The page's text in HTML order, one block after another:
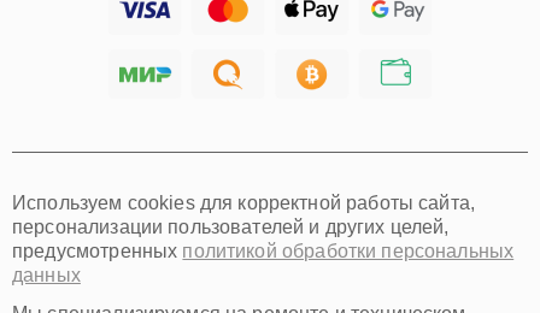
Хабаровск
Омск
Красноярск
Пермь
Ульяновск
Используем cookies для корректной работы сайта,
персонализации пользователей и других целей,
предусмотренных политикой обработки персональных
данных